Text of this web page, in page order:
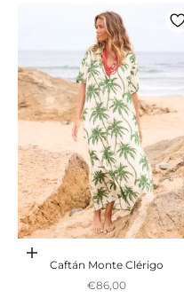
Adicionar ao carrinho
Caftán Monte Clérigo
Preço promocional
€86,00